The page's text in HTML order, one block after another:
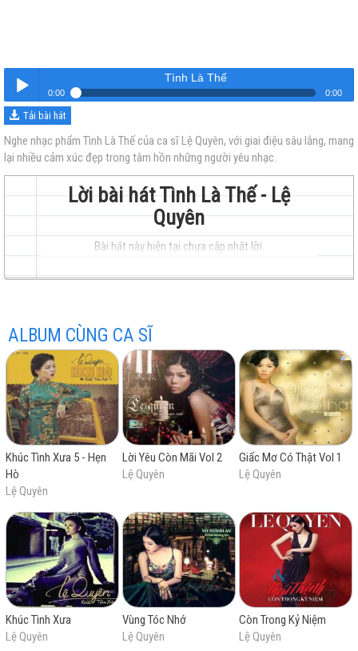
Nghe
hay
nhất
Tình Là Thế
0:00 0:00
Tình Là Thế
Tải bài hát
Nghe nhạc phẩm Tình Là Thế của ca sĩ Lệ Quyên, với giai điệu sâu lắng, mang
lại nhiều cảm xúc đẹp trong tâm hồn những người yêu nhạc.
Lời bài hát Tình Là Thế - Lệ
Quyên
Bài hát này hiện tại chưa cập nhật lời.
ALBUM CÙNG CA SĨ
Khúc Tình Xưa 5 - Hẹn
Hò
Lệ Quyên
Lời Yêu Còn Mãi Vol 2
Lệ Quyên
Giấc Mơ Có Thật Vol 1
Lệ Quyên
Khúc Tình Xưa
Lệ Quyên
Vùng Tóc Nhớ
Lệ Quyên
Còn Trong Kỷ Niệm
Lệ Quyên